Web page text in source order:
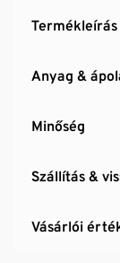
Termékleírás
Anyag &
Minőség
Szállítás &
Vásárlói